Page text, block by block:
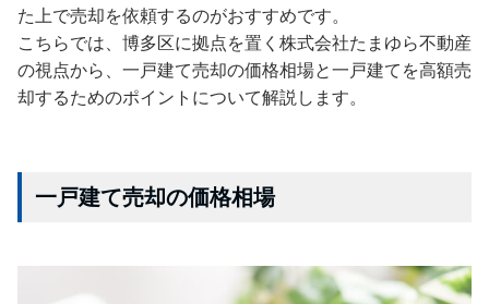
た上で売却を依頼するのがおすすめです。
こちらでは、博多区に拠点を置く株式会社たまゆら不動産
の視点から、一戸建て売却の価格相場と一戸建てを高額売
却するためのポイントについて解説します。
一戸建て売却の価格相場